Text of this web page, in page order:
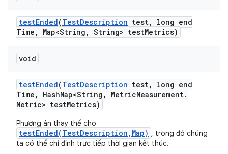
testEnded(TestDescription test,
long end
Time , Map<String , String> testMetrics)
void
testEnded(TestDescription test,
long end
Time , HashMap<String , MetricMeasurement.
Metric> testMetrics)
Phương án thay thế cho
testEnded(TestDescription,Map) , trong đó chúng
ta có thể chỉ định trực tiếp thời gian kết thúc.